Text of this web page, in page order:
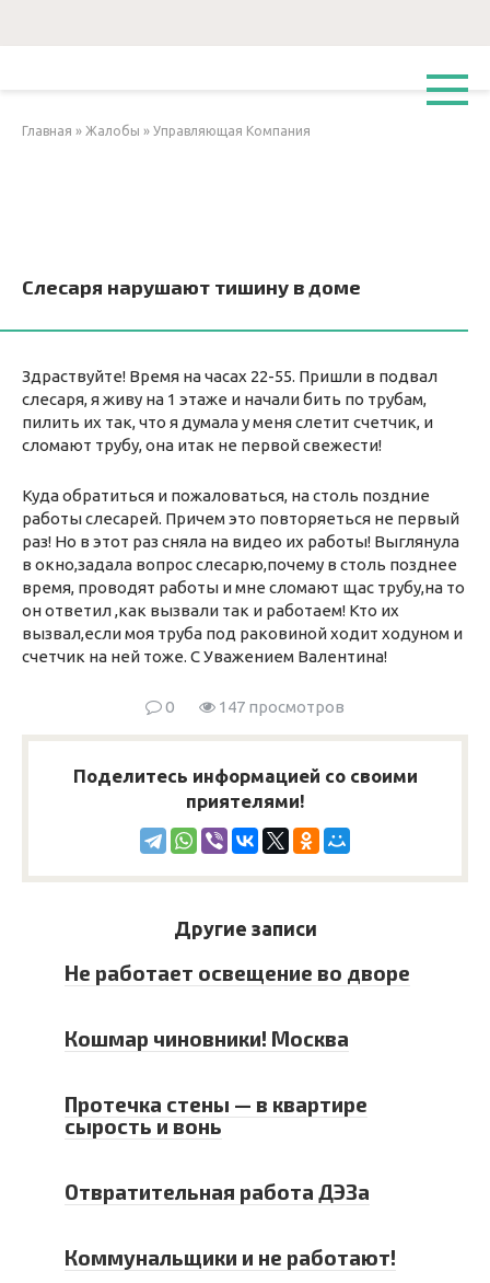
Главная » Жалобы » Управляющая Компания
Слесаря нарушают тишину в доме
Здраствуйте! Время на часах 22-55. Пришли в подвал
слесаря, я живу на 1 этаже и начали бить по трубам,
пилить их так, что я думала у меня слетит счетчик, и
сломают трубу, она итак не первой свежести!
Куда обратиться и пожаловаться, на столь поздние
работы слесарей. Причем это повторяеться не первый
раз! Но в этот раз сняла на видео их работы! Выглянула
в окно,задала вопрос слесарю,почему в столь позднее
время, проводят работы и мне сломают щас трубу,на то
он ответил ,как вызвали так и работаем! Кто их
вызвал,если моя труба под раковиной ходит ходуном и
счетчик на ней тоже. С Уважением Валентина!
0 147 просмотров
Поделитесь информацией со своими
приятелями!
Другие записи
Не работает освещение во дворе
Кошмар чиновники! Москва
Протечка стены — в квартире
сырость и вонь
Отвратительная работа ДЭЗа
Коммунальщики и не работают!